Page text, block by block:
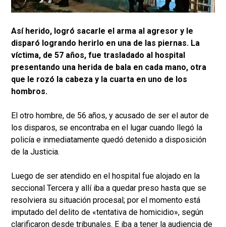
Así herido, logró sacarle el arma al agresor y le
disparó logrando herirlo en una de las piernas. La
víctima, de 57 años, fue trasladado al hospital
presentando una herida de bala en cada mano, otra
que le rozó la cabeza y la cuarta en uno de los
hombros.
El otro hombre, de 56 años, y acusado de ser el autor de
los disparos, se encontraba en el lugar cuando llegó la
policía e inmediatamente quedó detenido a disposición
de la Justicia.
Luego de ser atendido en el hospital fue alojado en la
seccional Tercera y allí iba a quedar preso hasta que se
resolviera su situación procesal; por el momento está
imputado del delito de «tentativa de homicidio», según
clarificaron desde tribunales. E iba a tener la audiencia de